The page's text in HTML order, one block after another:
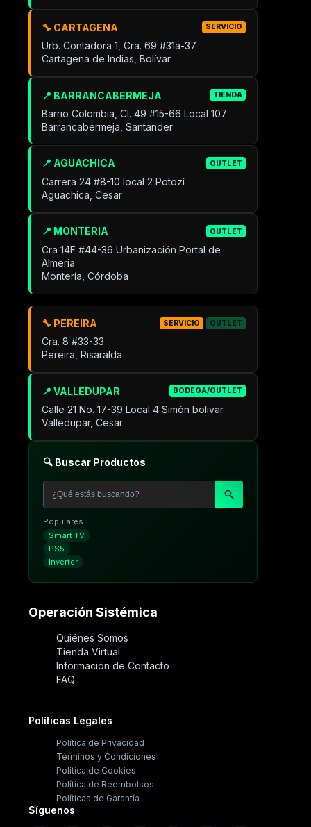
🔧 CARTAGENA SERVICIO
Urb. Contadora 1, Cra. 69 #31a-37
Cartagena de Indias, Bolívar
📍 BARRANCABERMEJA TIENDA
Barrio Colombia, Cl. 49 #15-66 Local 107
Barrancabermeja, Santander
📍 AGUACHICA OUTLET
Carrera 24 #8-10 local 2 Potozí
Aguachica, Cesar
📍 MONTERIA OUTLET
Cra 14F #44-36 Urbanización Portal de
Almeria
Montería, Córdoba
📍 VALLEDUPAR BODEGA/OUTLET
Calle 21 No. 17-39 Local 4 Simón bolivar
Valledupar, Cesar
🔧 PEREIRA SERVICIO OUTLET
Cra. 8 #33-33
Pereira, Risaralda
🔍 Buscar Productos
Populares:
Smart TV
PS5
Inverter
Operación Sistémica
Quiénes Somos
Tienda Virtual
Información de Contacto
FAQ
Políticas Legales
Política de Privacidad
Términos y Condiciones
Política de Cookies
Política de Reembolsos
Políticas de Garantía
Síguenos